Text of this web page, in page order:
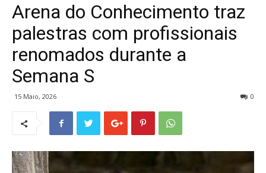
Arena do Conhecimento traz
palestras com profissionais
renomados durante a
Semana S
15 Maio, 2026 0